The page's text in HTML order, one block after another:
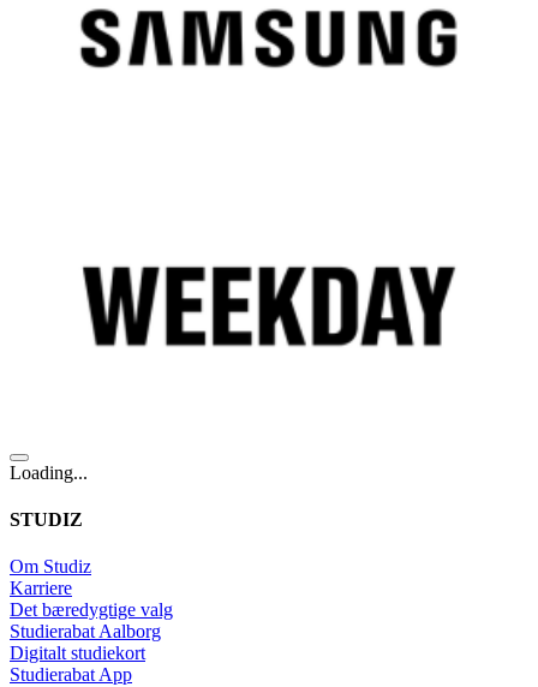
Loading...
STUDIZ
Om Studiz
Karriere
Det bæredygtige valg
Studierabat Aalborg
Digitalt studiekort
Studierabat App